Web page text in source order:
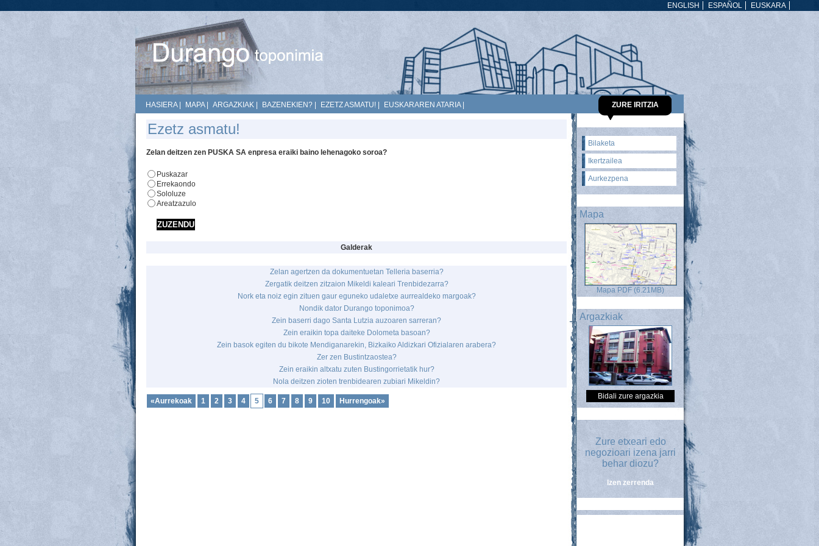
EUSKARA
ESPAÑOL
ENGLISH
HASIERA| MAPA| ARGAZKIAK BAZENEKIEN? EZETZ ASMATU! EUSKARAREN ATARIA| ZURE IRITZIA
Ezetz asmatu!
Zelan deitzen zen PUSKA SA enpresa eraiki baino lehenagoko soroa?
Puskazar
Errekaondo
Sololuze
Areatzazulo
Galderak
Zelan agertzen da dokumentuetan Telleria baserria?
Zergatik deitzen zitzaion Mikeldi kaleari Trenbidezarra?
Nork eta noiz egin zituen gaur eguneko udaletxe aurrealdeko margoak?
Nondik dator Durango toponimoa?
Zein baserri dago Santa Lutzia auzoaren sarreran?
Zein eraikin topa daiteke Dolometa basoan?
Zein basok egiten du bikote Mendiganarekin, Bizkaiko Aldizkari Ofizialaren arabera?
Zer zen Bustintzaostea?
Zein eraikin altxatu zuten Bustingorrietatik hur?
Nola deitzen zioten trenbidearen zubiari Mikeldin?
«Aurrekoak 1 2 3 4 5 6 7 8 9 10 Hurrengoak»
Bilaketa
Ikertzailea
Aurkezpena
Mapa
Mapa PDF (6.21MB)
Argazkiak
Bidali zure argazkia
Zure etxeari edo
negozioari izena jarri
behar diozu?
Izen zerrenda